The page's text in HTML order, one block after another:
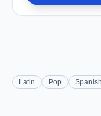
Latin Pop Spanish